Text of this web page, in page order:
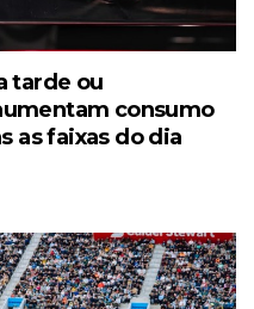
tarde ou
consumo
as faixas do dia